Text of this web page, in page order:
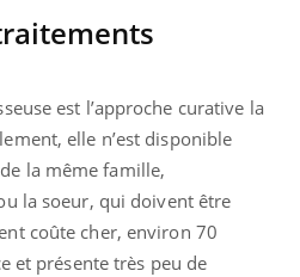
est l’approche curative la
elle n’est disponible
la même famille,
la soeur, qui doivent être
coûte cher, environ 70
et présente très peu de